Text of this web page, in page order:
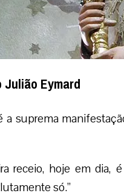
Eymard
a suprema
receio, hoje em dia,
só.”